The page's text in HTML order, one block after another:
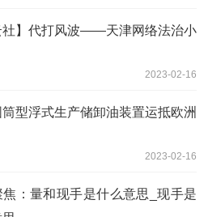
社】代打风波——天津网络法治小
2023-02-16
型浮式生产储卸油装置运抵欧洲
2023-02-16
焦：量和现手是什么意思_现手是